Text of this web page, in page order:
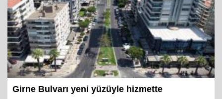
Girne Bulvarı yeni yüzüyle hizmette